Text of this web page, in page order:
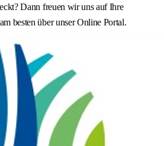
Dann freuen wir uns auf Ihre
besten über unser Online Portal.